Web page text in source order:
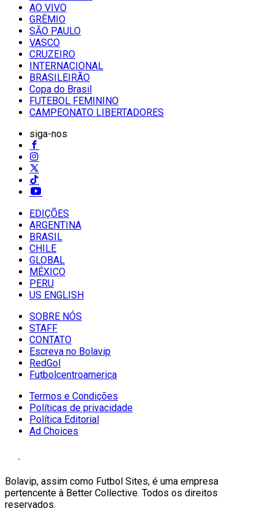
AO VIVO
GRÊMIO
SĀO PAULO
VASCO
CRUZEIRO
INTERNACIONAL
BRASILEIRÃO
Copa do Brasil
FUTEBOL FEMININO
CAMPEONATO LIBERTADORES
siga-nos
EDIÇÕES
ARGENTINA
BRASIL
CHILE
GLOBAL
MÉXICO
PERU
US ENGLISH
SOBRE NÓS
STAFF
CONTATO
Escreva no Bolavip
RedGol
Futbolcentroamerica
Termos e Condições
Políticas de privacidade
Política Editorial
Ad Choices
Bolavip, assim como Futbol Sites, é uma empresa
pertencente à Better Collective. Todos os direitos
reservados.